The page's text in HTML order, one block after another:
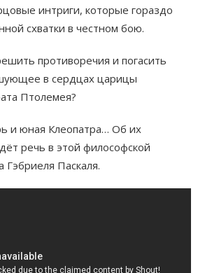
интриги, которые гораздо
схватки в честном бою.
противоречия и погасить
в сердцах царицы
Птолемея?
и юная Клеопатра… Об их
речь в этой философской
Гэбриеля Паскаля.